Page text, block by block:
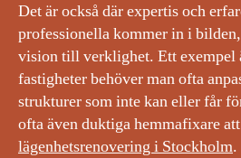
Det är också där expertis och
professionella kommer in i
vision till verklighet. Ett exempel
fastigheter behöver man ofta
strukturer som inte kan eller får
ofta även duktiga hemmafixare
lägenhetsrenovering i Stockholm.